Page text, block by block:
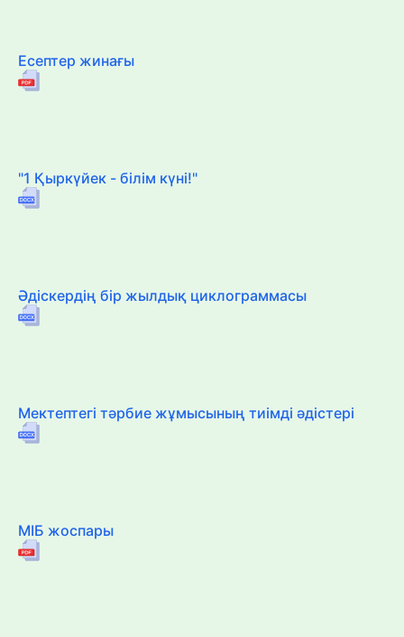
Есептер жинағы
"1 Қыркүйек - білім күні!"
Әдіскердің бір жылдық циклограммасы
Мектептегі тәрбие жұмысының тиімді әдістері
МІБ жоспары